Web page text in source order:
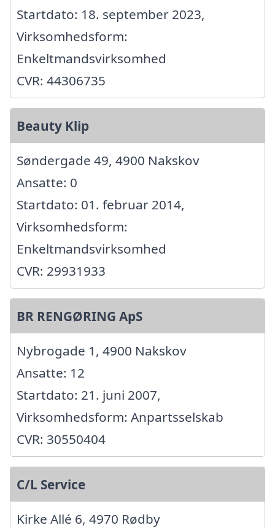
Startdato: 18. september 2023,
Virksomhedsform:
Enkeltmandsvirksomhed
CVR: 44306735
Beauty Klip
Søndergade 49, 4900 Nakskov
Ansatte: 0
Startdato: 01. februar 2014,
Virksomhedsform:
Enkeltmandsvirksomhed
CVR: 29931933
BR RENGØRING ApS
Nybrogade 1, 4900 Nakskov
Ansatte: 12
Startdato: 21. juni 2007,
Virksomhedsform: Anpartsselskab
CVR: 30550404
C/L Service
Kirke Allé 6, 4970 Rødby